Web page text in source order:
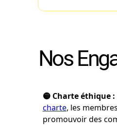
Nos
🟡 Charte éthique :
charte, les
promouvoir des